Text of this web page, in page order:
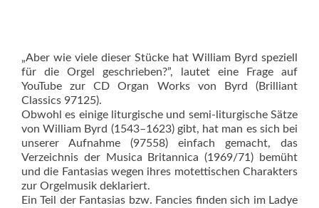
„Aber wie viele dieser Stücke hat William Byrd speziell
für die Orgel geschrieben?”, lautet eine Frage auf
YouTube zur CD Organ Works von Byrd (Brilliant
Classics 97125).
Obwohl es einige liturgische und semi-liturgische Sätze
von William Byrd (1543–1623) gibt, hat man es sich bei
unserer Aufnahme (97558) einfach gemacht, das
Verzeichnis der Musica Britannica (1969/71) bemüht
und die Fantasias wegen ihres motettischen Charakters
zur Orgelmusik deklariert.
Ein Teil der Fantasias bzw. Fancies finden sich im Ladye